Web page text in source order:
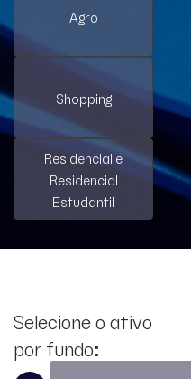
Agro
Shopping
Residencial e
Residencial
Estudantil
Selecione o ativo
por fundo: